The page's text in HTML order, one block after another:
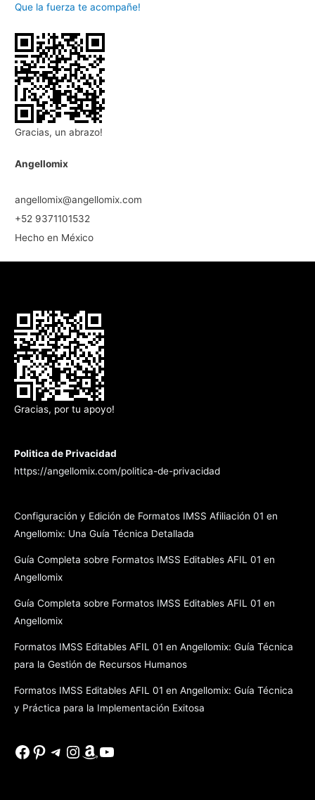
Que la fuerza te acompañe!
Gracias, un abrazo!
Angellomix
angellomix@angellomix.com
+52 9371101532
Hecho en México
Gracias, por tu apoyo!
Politica de Privacidad
https://angellomix.com/politica-de-privacidad
Configuración y Edición de Formatos IMSS Afiliación 01 en
Angellomix: Una Guía Técnica Detallada
Guía Completa sobre Formatos IMSS Editables AFIL 01 en
Angellomix
Guía Completa sobre Formatos IMSS Editables AFIL 01 en
Angellomix
Formatos IMSS Editables AFIL 01 en Angellomix: Guía Técnica
para la Gestión de Recursos Humanos
Formatos IMSS Editables AFIL 01 en Angellomix: Guía Técnica
y Práctica para la Implementación Exitosa
Facebook
Pinterest
Telegram
Instagram
Amazon
YouTube